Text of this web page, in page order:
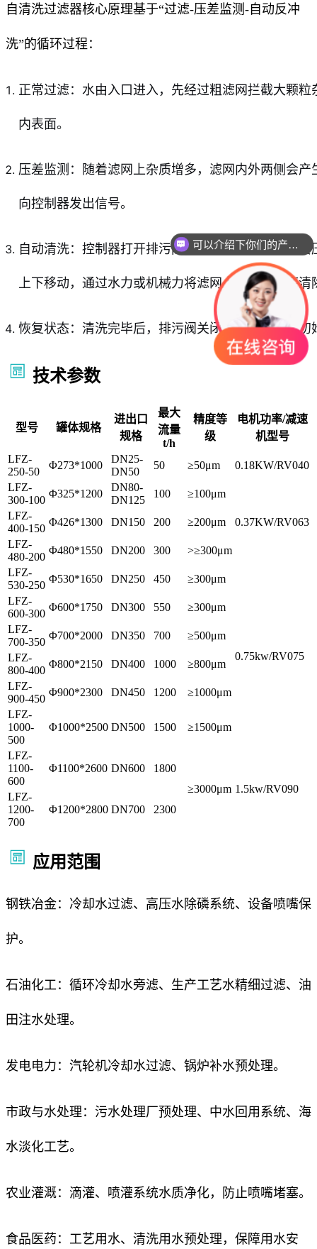
自清洗过滤器核心原理基于“过滤-压差监测-自动反冲
洗”的循环过程：
正常过滤：水由入口进入，先经过粗滤网拦截大颗
内表面。
压差监测：随着滤网上杂质增多，滤网内外两侧会
向控制器发出信号。
自动清洗：控制器打开排污阀，使过滤器内部产生
上下移动，通过水力或机械力将滤网上的杂质彻底清
恢复状态：清洗完毕后，排污阀关闭，设备恢复到
技术参数
型号 罐体规格
进出口
规格
最大
流量
t/h
精度等
级
电机功率/减速
机型号
LFZ-
250-50
Φ273*1000
DN25-
DN50
50 ≥50μm
0.18KW/RV040
LFZ-
300-100
Φ325*1200
DN80-
DN125
100 ≥100μm
0.37KW/RV063
LFZ-
400-150
Φ426*1300 DN150 200
≥200μm
LFZ-
480-200
Φ480*1550 DN200 300
>≥300μm
LFZ-
530-250
Φ530*1650 DN250 450 ≥300μm
0.75kw/RV075
LFZ-
600-300
Φ600*1750 DN300 550
≥300μm
LFZ-
700-350
Φ700*2000 DN350 700
≥500μm
LFZ-
800-400
Φ800*2150 DN400 1000
≥800μm
LFZ-
900-450
Φ900*2300 DN450 1200
≥1000μm
LFZ-
1000-
500
Φ1000*2500 DN500 1500 ≥1500μm
LFZ-
1100-
600
Φ1100*2600 DN600
1800
≥3000μm 1.5kw/RV090
LFZ-
1200-
700
Φ1200*2800 DN700 2300
应用范围
钢铁冶金：冷却水过滤、高压水除磷系统、设备喷嘴保
护。
石油化工：循环冷却水旁滤、生产工艺水精细过滤、油
田注水处理。
发电电力：汽轮机冷却水过滤、锅炉补水预处理。
市政与水处理：污水处理厂预处理、中水回用系统、海
水淡化工艺。
农业灌溉：滴灌、喷灌系统水质净化，防止喷嘴堵塞。
食品医药：工艺用水、清洗用水预处理，保障用水安
可以介绍下你们的产品么